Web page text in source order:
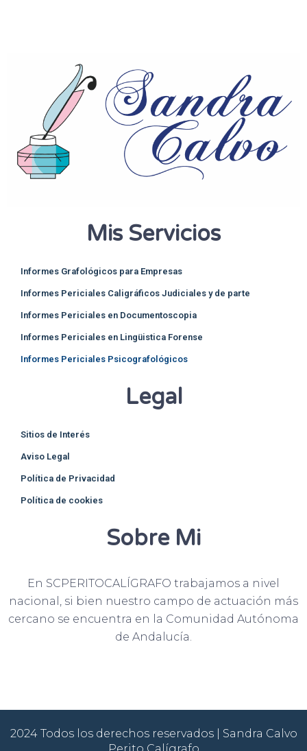
Mis Servicios
Informes Grafológicos para Empresas
Informes Periciales Caligráficos Judiciales y de parte
Informes Periciales en Documentoscopia
Informes Periciales en Lingüistica Forense
Informes Periciales Psicografológicos
Legal
Sitios de Interés
Aviso Legal
Política de Privacidad
Política de cookies
Sobre Mi
En SCPERITOCALÍGRAFO trabajamos a nivel
nacional, si bien nuestro campo de actuación más
cercano se encuentra en la Comunidad Autónoma
de Andalucía.
2024 Todos los derechos reservados | Sandra Calvo